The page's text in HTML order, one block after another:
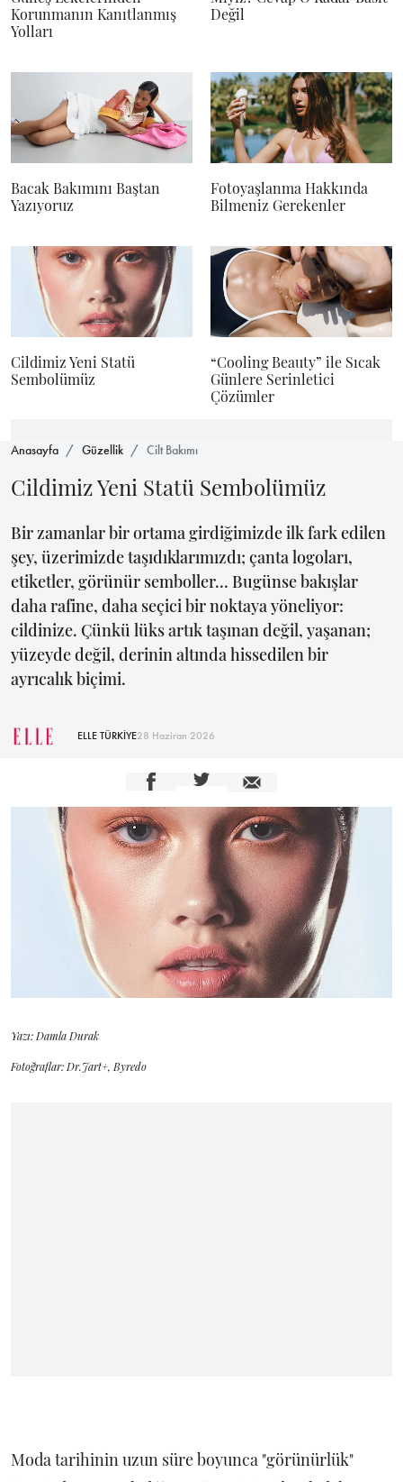
Korunmanın Kanıtlanmış
Yolları
Değil
Bacak Bakımını Baştan
Yazıyoruz
Fotoyaşlanma Hakkında
Bilmeniz Gerekenler
Cildimiz Yeni Statü
Sembolümüz
“Cooling Beauty” ile Sıcak
Günlere Serinletici
Çözümler
Anasayfa Güzellik Cilt Bakımı
Cildimiz Yeni Statü Sembolümüz
Bir zamanlar bir ortama girdiğimizde ilk fark edilen
şey, üzerimizde taşıdıklarımızdı; çanta logoları,
etiketler, görünür semboller... Bugünse bakışlar
daha rafine, daha seçici bir noktaya yöneliyor:
cildinize. Çünkü lüks artık taşınan değil, yaşanan;
yüzeyde değil, derinin altında hissedilen bir
ayrıcalık biçimi.
ELLE TÜRKİYE28 Haziran 2026
Yazı: Damla Durak
Fotoğraflar: Dr.Jart+, Byredo
Moda tarihinin uzun süre boyunca "görünürlük"